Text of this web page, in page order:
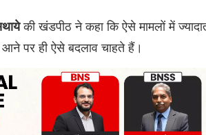
की खंडपीठ ने कहा कि ऐसे मामलों में
आने पर ही ऐसे बदलाव चाहते हैं।